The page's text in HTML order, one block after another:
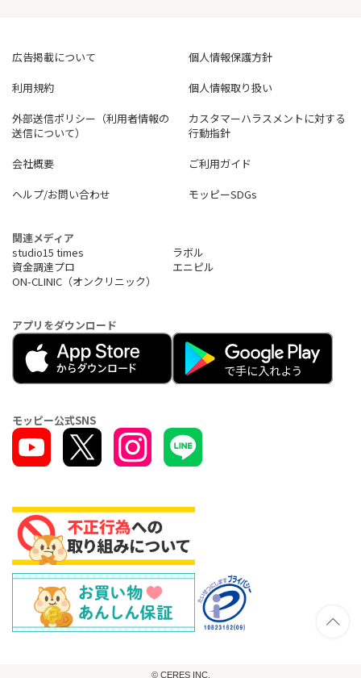
広告掲載について
個人情報保護方針
利用規約
個人情報取り扱い
外部送信ポリシー（利用者情報の
送信について）
カスタマーハラスメントに対する
行動指針
会社概要
ご利用ガイド
ヘルプ/お問い合わせ
モッピーSDGs
関連メディア
studio15 times
ラボル
資金調達プロ
エニピル
ON-CLINIC（オンクリニック）
アプリをダウンロード
モッピー公式SNS
© CERES INC.